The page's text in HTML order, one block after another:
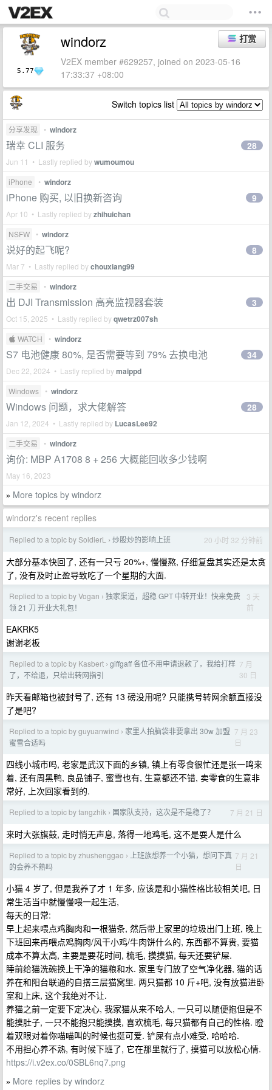
5.77
打赏
windorz
V2EX member #629257, joined on 2023-05-16
17:33:37 +08:00
Switch topics list
分享发现 • windorz
瑞幸 CLI 服务
Jun 11 • Lastly replied bywumoumou
28
iPhone • windorz
iPhone 购买, 以旧换新咨询
Apr 10 • Lastly replied byzhihuichan
9
NSFW • windorz
说好的起飞呢?
Mar 7 • Lastly replied bychouxiang99
8
二手交易 • windorz
出 DJI Transmission 高亮监视器套装
Oct 15, 2025 • Lastly replied byqwetrz007sh
3
 WATCH • windorz
S7 电池健康 80%, 是否需要等到 79% 去换电池
Dec 22, 2024 • Lastly replied bymaippd
34
Windows • windorz
Windows 问题，求大佬解答
Jan 12, 2024 • Lastly replied by LucasLee92
28
二手交易 • windorz
询价: MBP A1708 8 + 256 大概能回收多少钱啊
May 16, 2023
» More topics by windorz
windorz's recent replies
Replied to a topic by SoldierL › 炒股炒的影响上班 20 小时 32 分钟前
大部分基本快回了, 还有一只亏 20%+, 慢慢熬, 仔细复盘其实还是太贪
了, 没有及时止盈导致吃了一个星期的大面.
Replied to a topic by Vogan › 独家渠道，超稳 GPT 中转开业！快来免费
领 21 刀 开业大礼包！
3 天
前
EAKRK5
谢谢老板
Replied to a topic by Kasbert › giffgaff 各位不用申请退款了，我给打样
了，不给退，只给出转网指引
7 月
30 日
昨天看邮箱也被封号了, 还有 13 磅没用呢? 只能携号转网余额直接没
了是吧?
Replied to a topic by guyuanwind › 家里人拍脑袋非要拿出 30w 加盟
蜜雪合适吗
7 月 23
日
四线小城市吗, 老家是武汉下面的乡镇, 镇上有零食很忙还是张一鸣来
着, 还有周黑鸭, 良品铺子, 蜜雪也有, 生意都还不错, 卖零食的生意非
常好, 上次回家看到的.
Replied to a topic by tangzhik › 国家队支持，这次是不是稳了？ 7 月 21 日
来时大张旗鼓, 走时悄无声息, 落得一地鸡毛, 这不是耍人是什么
Replied to a topic by zhushenggao ›
上班族想养一个小猫，想问下真
的会养不熟吗
7 月 21
日
小猫 4 岁了, 但是我养了才 1 年多, 应该是和小猫性格比较相关吧, 日
常生活当中就慢慢喂一起生活,
每天的日常:
早上起来喂点鸡胸肉和一根猫条, 然后带上家里的垃圾出门上班, 晚上
下班回来再喂点鸡胸肉/风干小鸡/牛肉饼什么的, 东西都不算贵, 要猫
成本不算太高, 主要是要花时间, 梳毛, 摸摸猫, 每天还要铲屎.
睡前给猫洗碗换上干净的猫粮和水. 家里专门放了空气净化器, 猫的话
养在和阳台联通的自搭三层猫窝里. 两只猫都 10 斤+吧, 没有放猫进卧
室和上床, 这个我绝对不让.
养猫之前一定要下定决心, 我家猫从来不哈人, 一只可以随便抱但是不
能摸肚子, 一只不能抱只能摸摸, 喜欢梳毛, 每只猫都有自己的性格. 瞪
着双眼对着你喵喵叫的时候也挺可爱. 铲屎有点小难受, 哈哈哈.
不用担心养不熟, 有时候下班了, 它在那里就行了, 摸猫可以放松心情.
https://i.v2ex.co/0SBL6nq7.png
» More replies by windorz